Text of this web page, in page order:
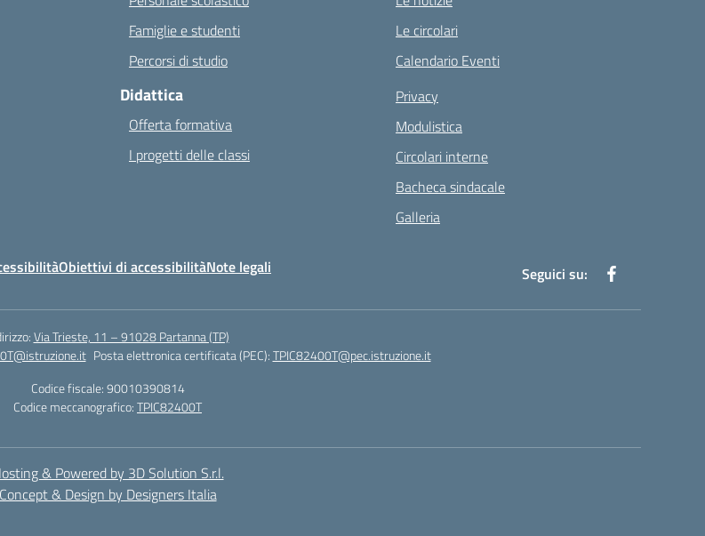
Famiglie e studenti
Percorsi di studio
Didattica
Offerta formativa
I progetti delle classi
Le circolari
Calendario Eventi
Privacy
Modulistica
Circolari interne
Bacheca sindacale
Galleria
Obiettivi di accessibilitàNote legali Seguici su:
Via Trieste, 11 – 91028 Partanna (TP)
Posta elettronica certificata (PEC):TPIC82400T@pec.istruzione.it
Codice fiscale: 90010390814
Codice meccanografico:TPIC82400T
& Powered by 3D Solution S.r.l.
Concept & Design by Designers Italia